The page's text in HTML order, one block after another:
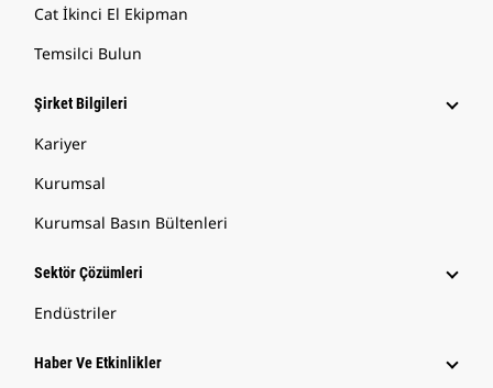
Cat İkinci El Ekipman
Temsilci Bulun
Şirket Bilgileri
Kariyer
Kurumsal
Kurumsal Basın Bültenleri
Sektör Çözümleri
Endüstriler
Haber Ve Etkinlikler